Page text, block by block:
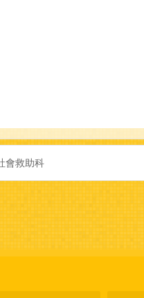
會救助科